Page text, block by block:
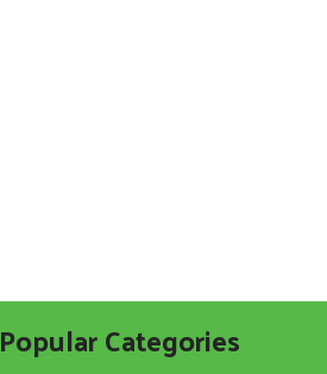
Popular Categories